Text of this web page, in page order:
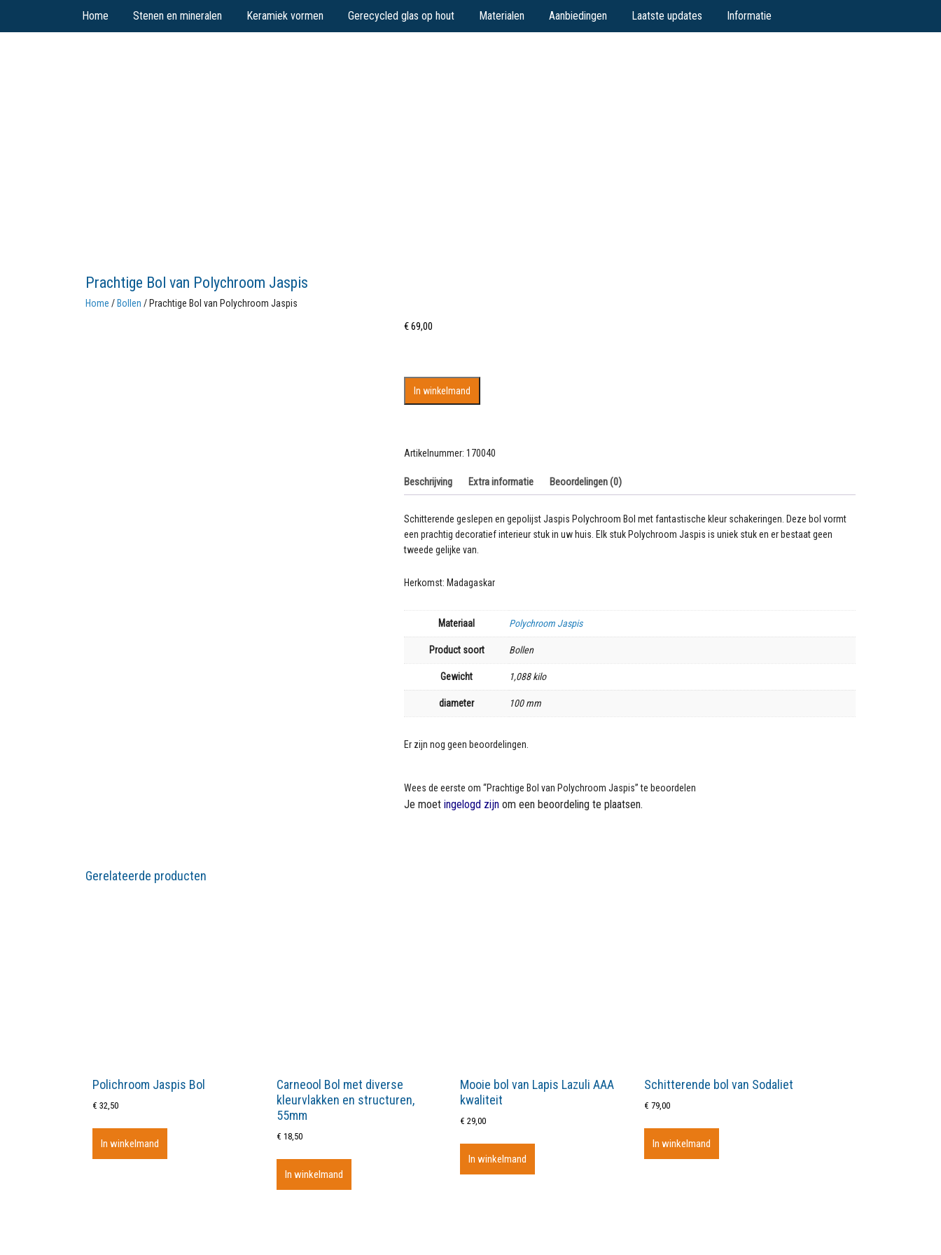
Home Stenen en mineralen Keramiek vormen Gerecycled glas op hout Materialen Aanbiedingen Laatste updates Informatie
Prachtige Bol van Polychroom Jaspis
Home / Bollen / Prachtige Bol van Polychroom Jaspis
€69,00
In winkelmand
Artikelnummer: 170040
Beschrijving Extra informatie Beoordelingen (0)
Schitterende geslepen en gepolijst Jaspis Polychroom Bol met fantastische kleur schakeringen. Deze bol vormt
een prachtig decoratief interieur stuk in uw huis. Elk stuk Polychroom Jaspis is uniek stuk en er bestaat geen
tweede gelijke van.
Herkomst: Madagaskar
Materiaal Polychroom Jaspis
Product soort Bollen
Gewicht 1,088 kilo
diameter 100 mm
Er zijn nog geen beoordelingen.
Wees de eerste om “Prachtige Bol van Polychroom Jaspis” te beoordelen
Je moet ingelogd zijn om een beoordeling te plaatsen.
Gerelateerde producten
Polichroom Jaspis Bol
€ 32,50
In winkelmand
Carneool Bol met diverse
kleurvlakken en structuren,
55mm
€ 18,50
In winkelmand
Mooie bol van Lapis Lazuli AAA
kwaliteit
€ 29,00
In winkelmand
Schitterende bol van Sodaliet
€ 79,00
In winkelmand